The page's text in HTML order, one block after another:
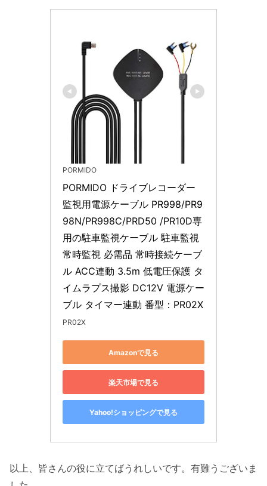
PORMIDO
PORMIDO ドライブレコーダー
監視用電源ケーブル PR998/PR9
98N/PR998C/PRD50 /PR10D専
用の駐車監視ケーブル 駐車監視
常時監視 必需品 常時接続ケーブ
ル ACC連動 3.5m 低電圧保護 タ
イムラプス撮影 DC12V 電源ケー
ブル タイマー連動 番型：PR02X
PR02X
Amazonで見る
楽天市場で見る
Yahoo!ショッピングで見る
以上、皆さんの役に立てばうれしいです。有難うございま